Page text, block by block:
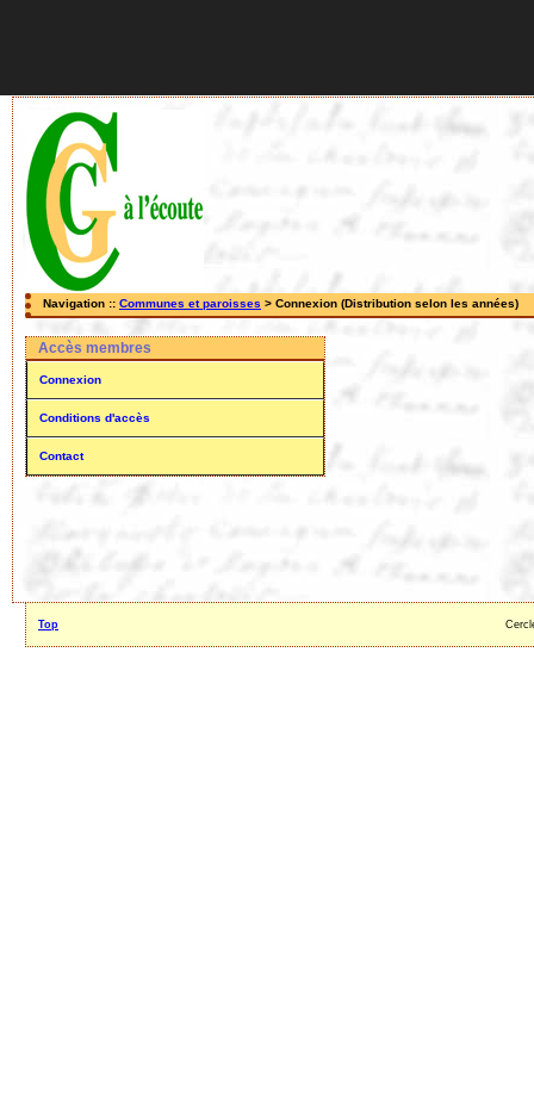
Navigation :: Communes et paroisses > Connexion (Distribution selon les années)
Accès membres
Connexion
Conditions d'accès
Contact
Top